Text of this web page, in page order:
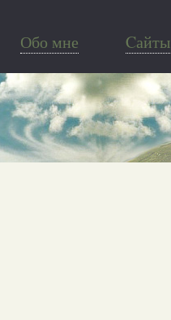
Обо мне Cайты